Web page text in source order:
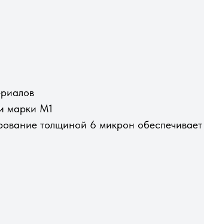
марки М1
толщиной 6 микрон